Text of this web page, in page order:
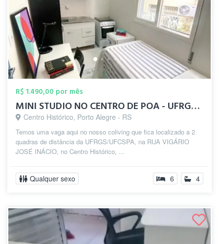
R$ 1.490,00 por mês
MINI STUDIO NO CENTRO DE POA - UFRGS/UFC...
Centro Histórico, Porto Alegre - RS
Temos uma vaga aqui no nosso coliving que fica localizado a 2
quadras de distância da UFRGS/UFCSPA, na RUA VIGÁRIO
JOSÉ INÁCIO, no Centro Histórico, ...
Qualquer sexo 6 4